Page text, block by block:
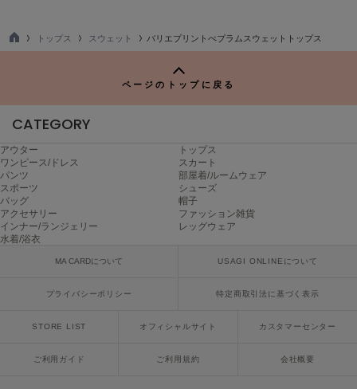
ヌル
Onitsuka Tiger
オニツカ タイガー
ORGUE
オルグ
ORR
パトリック
Philly chocolate
TO
トップス スウェット バリエプリントぺプラムスウェットトップス
ページのトップに戻る
CATEGORY
アウター
トップス
ワンピース/ドレス
スカート
パンツ
部屋着/ルームウェア
スポーツ
シューズ
バッグ
帽子
アクセサリー
ファッション雑貨
インナー/ランジェリー
レッグウェア
水着/浴衣
MA CARDについて USAGI ONLINEについて
プライバシーポリシー 特定商取引法に基づく表示
STORE LIST オフィシャルサイト カスタマーセンター
ご利用ガイド ご利用規約 会社概要